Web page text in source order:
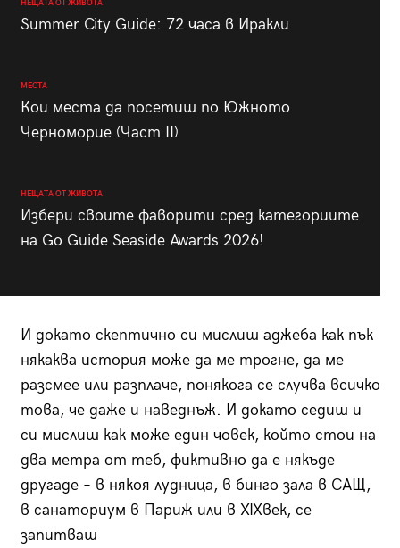
НЕЩАТА ОТ ЖИВОТА
Summer City Guide: 72 часа в Иракли
МЕСТА
Кои места да посетиш по Южното
Черноморие (Част II)
НЕЩАТА ОТ ЖИВОТА
Избери своите фаворити сред категориите
на Go Guide Seaside Awards 2026!
И докато скептично си мислиш аджеба как пък
някаква история може да ме трогне, да ме
разсмее или разплаче, понякога се случва всичко
това, че даже и наведнъж. И докато седиш и
си мислиш как може един човек, който стои на
два метра от теб, фиктивно да е някъде
другаде – в някоя лудница, в бинго зала в САЩ,
в санаториум в Париж или в XIXвек, се
запитваш